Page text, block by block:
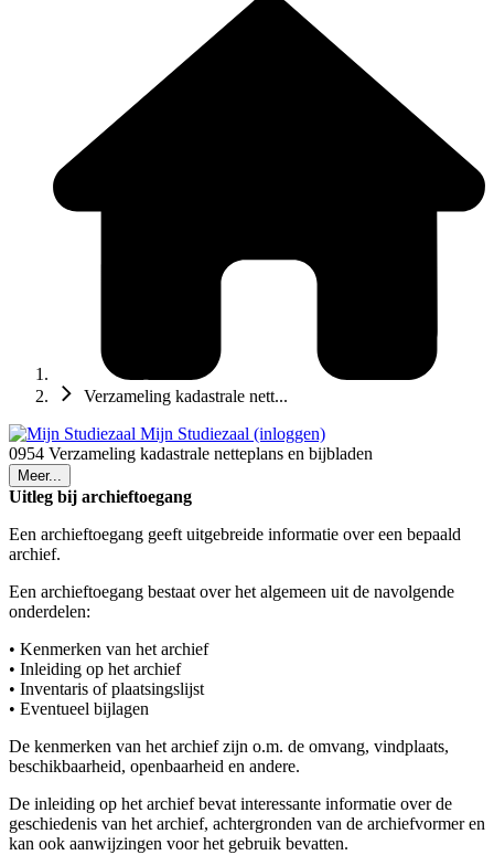
Verzameling kadastrale nett...
Mijn Studiezaal (inloggen)
0954 Verzameling kadastrale netteplans en bijbladen
Meer...
Uitleg bij archieftoegang
Een archieftoegang geeft uitgebreide informatie over een bepaald
archief.
Een archieftoegang bestaat over het algemeen uit de navolgende
onderdelen:
• Kenmerken van het archief
• Inleiding op het archief
• Inventaris of plaatsingslijst
• Eventueel bijlagen
De kenmerken van het archief zijn o.m. de omvang, vindplaats,
beschikbaarheid, openbaarheid en andere.
De inleiding op het archief bevat interessante informatie over de
geschiedenis van het archief, achtergronden van de archiefvormer en
kan ook aanwijzingen voor het gebruik bevatten.